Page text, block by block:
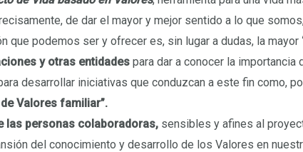
de dar el mayor y mejor sentido a lo que
que podemos ser y ofrecer es, sin lugar a dudas, la mayor
y otras entidadespara dar a conocer la importancia
desarrollar iniciativas que conduzcan a este fin como,
Valores familiar”.
las personas colaboradoras,sensibles y afines al
del conocimiento y desarrollo de los Valores en